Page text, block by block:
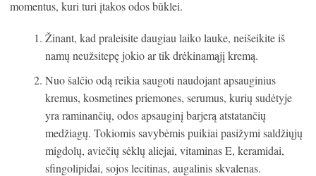
momentus, kuri turi įtakos odos būklei.
Žinant, kad praleisite daugiau laiko lauke, neišeikite iš
namų neužsitepę jokio ar tik drėkinamąjį kremą.
Nuo šalčio odą reikia saugoti naudojant apsauginius
kremus, kosmetines priemones, serumus, kurių sudėtyje
yra raminančių, odos apsauginį barjerą atstatančių
medžiagų. Tokiomis savybėmis puikiai pasižymi saldžiųjų
migdolų, aviečių sėklų aliejai, vitaminas E, keramidai,
sfingolipidai, sojos lecitinas, augalinis skvalenas.